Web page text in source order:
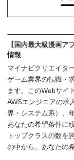
【国内最大級漫画ア
情報
マイナビクリエイタ
ゲーム業界の転職・
ます。このWebサイ
AWSエンジニアの求
界・システム系）、
あなたの希望条件に
トップクラスの数を
の中から、あなたの